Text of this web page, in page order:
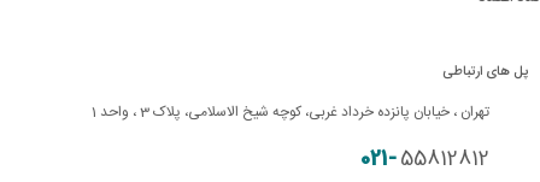
پل های ارتباطی
تهران ، خیابان پانزده خرداد غربی، کوچه شیخ الاسلامی، پلاک 3 ، واحد 1
021-55812812